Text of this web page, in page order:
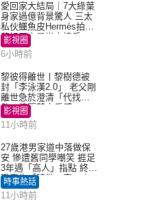
愛回家大結局｜7大綠葉
身家過億背景驚人 三太
私伙鱷魚皮Hermès拍劇
蘇姐原來是半山樓后
影視圈
6小時前
黎彼得離世丨黎樹德被
封「李泳漢2.0」 老父剛
離世急於澄清「代找卡
數」傳聞惹人反感
影視圈
11小時前
27歲港男家道中落做保
安 慘遭舊同學嘲笑 捱足
3年遇「高人」指點 終辭
職宣告「轉做一事」｜
Juicy叮
時事熱話
11小時前